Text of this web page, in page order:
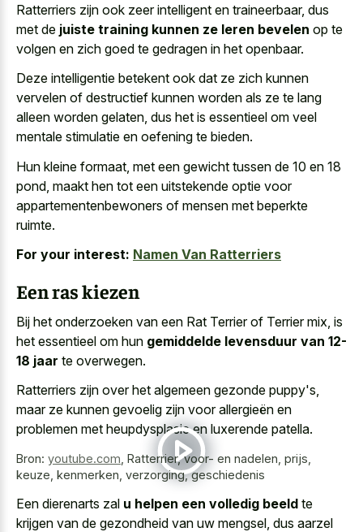
Ratterriers zijn ook zeer intelligent en traineerbaar, dus
met de juiste training kunnen ze leren bevelen op te
volgen en zich goed te gedragen in het openbaar.
Deze intelligentie betekent ook dat ze zich kunnen
vervelen of destructief kunnen worden als ze te lang
alleen worden gelaten, dus het is essentieel om veel
mentale stimulatie en oefening te bieden.
Hun kleine formaat, met een gewicht tussen de 10 en 18
pond, maakt hen tot een uitstekende optie voor
appartementenbewoners of mensen met beperkte
ruimte.
For your interest: Namen Van Ratterriers
Een ras kiezen
Bij het onderzoeken van een Rat Terrier of Terrier mix, is
het essentieel om hun gemiddelde levensduur van 12-
18 jaar te overwegen.
Ratterriers zijn over het algemeen gezonde puppy's,
maar ze kunnen gevoelig zijn voor allergieën en
problemen met heupdysplasie en luxerende patella.
Bron: youtube.com Ratterrier, voor- en nadelen, prijs,
keuze, kenmerken, verzorging, geschiedenis
Een dierenarts zal u helpen een volledig beeld te
krijgen van de gezondheid van uw mengsel, dus aarzel